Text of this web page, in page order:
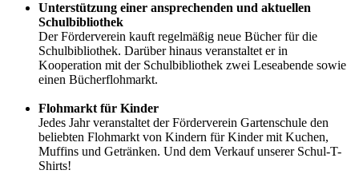
Unterstützung einer ansprechenden und aktuellen
Schulbibliothek
Der Förderverein kauft regelmäßig neue Bücher für die
Schulbibliothek. Darüber hinaus veranstaltet er in
Kooperation mit der Schulbibliothek zwei Leseabende sowie
einen Bücherflohmarkt.
Flohmarkt für Kinder
Jedes Jahr veranstaltet der Förderverein Gartenschule den
beliebten Flohmarkt von Kindern für Kinder mit Kuchen,
Muffins und Getränken. Und dem Verkauf unserer Schul-T-
Shirts!